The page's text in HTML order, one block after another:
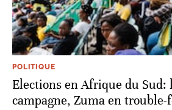
POLITIQUE
Elections en Afrique du Sud:
campagne, Zuma en trouble-